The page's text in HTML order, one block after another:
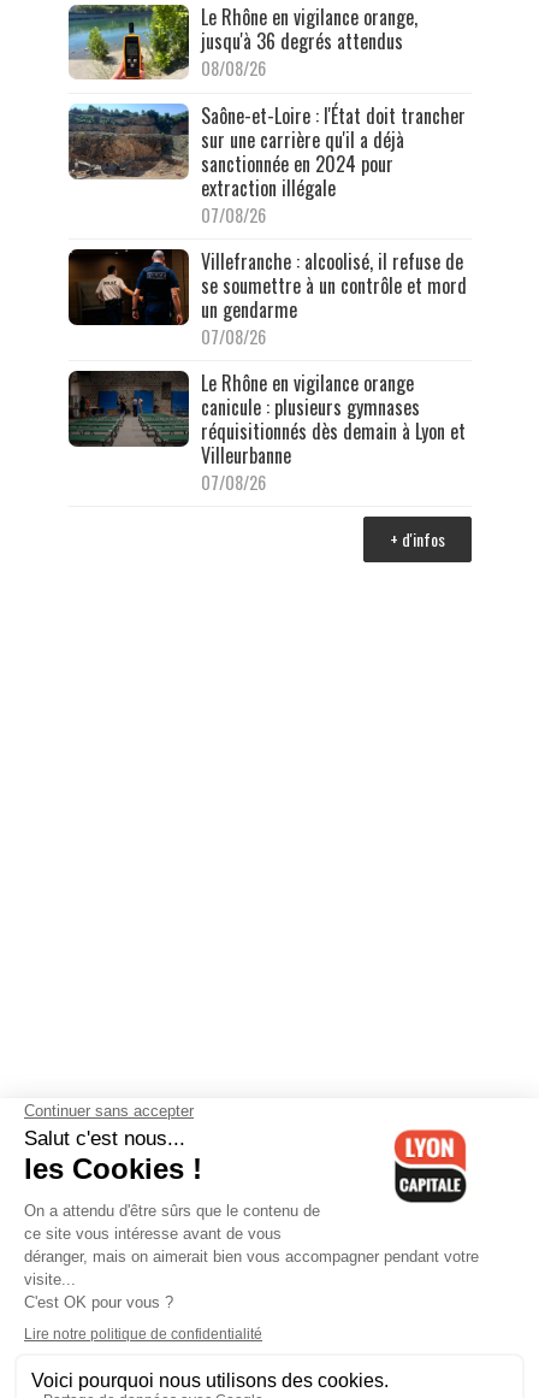
Le Rhône en vigilance orange,
jusqu'à 36 degrés attendus
08/08/26
Saône-et-Loire : l'État doit trancher
sur une carrière qu'il a déjà
sanctionnée en 2024 pour
extraction illégale
07/08/26
Villefranche : alcoolisé, il refuse de
se soumettre à un contrôle et mord
un gendarme
07/08/26
Le Rhône en vigilance orange
canicule : plusieurs gymnases
réquisitionnés dès demain à Lyon et
Villeurbanne
07/08/26
+ d'infos
Contactez-nous-Mentions légales-CGV-Politique de